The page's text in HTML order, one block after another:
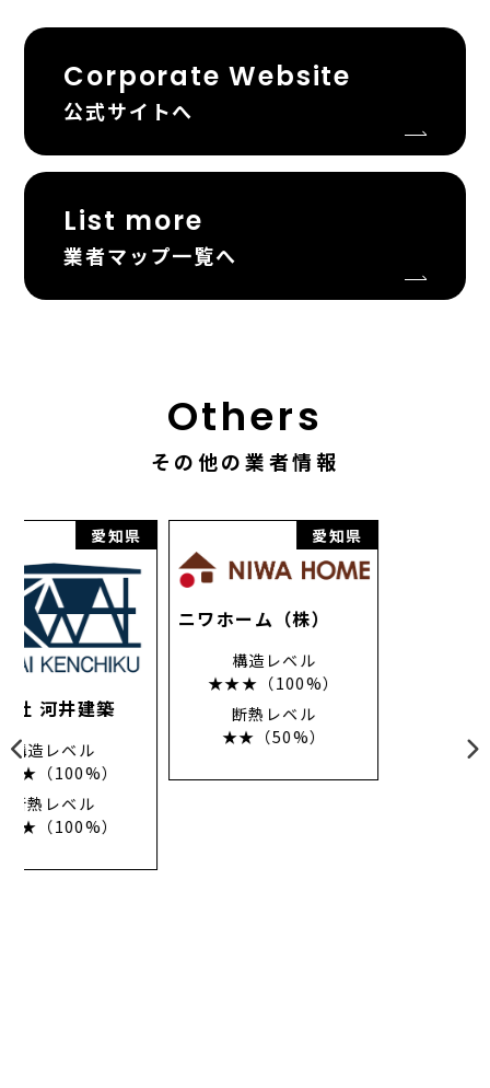
Corporate Website
公式サイトへ
List more
業者マップ一覧へ
Others
その他の業者情報
ニワホーム（株）
構造レベル
断熱レベル